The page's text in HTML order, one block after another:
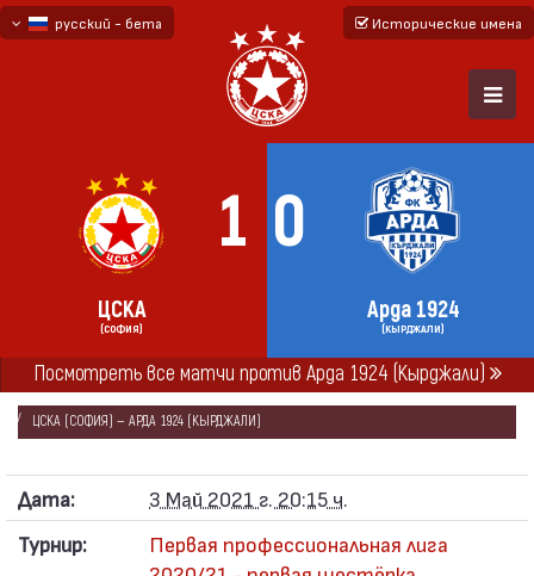
русский - бета
Исторические имена
1 0
ЦСКА
(СОФИЯ)
Арда 1924
(КЫРДЖАЛИ)
Посмотреть все матчи против Арда 1924 (Кырджали)
ГЛАВНАЯ СЕЗОНЫ
2020/21
ПЕРВАЯ ПРОФЕССИОНАЛЬНАЯ ЛИГА 2020/21 - ПЕРВАЯ ШЕСТЁРКА
ЦСКА (СОФИЯ) — АРДА 1924 (КЫРДЖАЛИ)
Дата:
3 Май 2021 г. 20:15 ч.
Турнир:
Первая профессиональная лига